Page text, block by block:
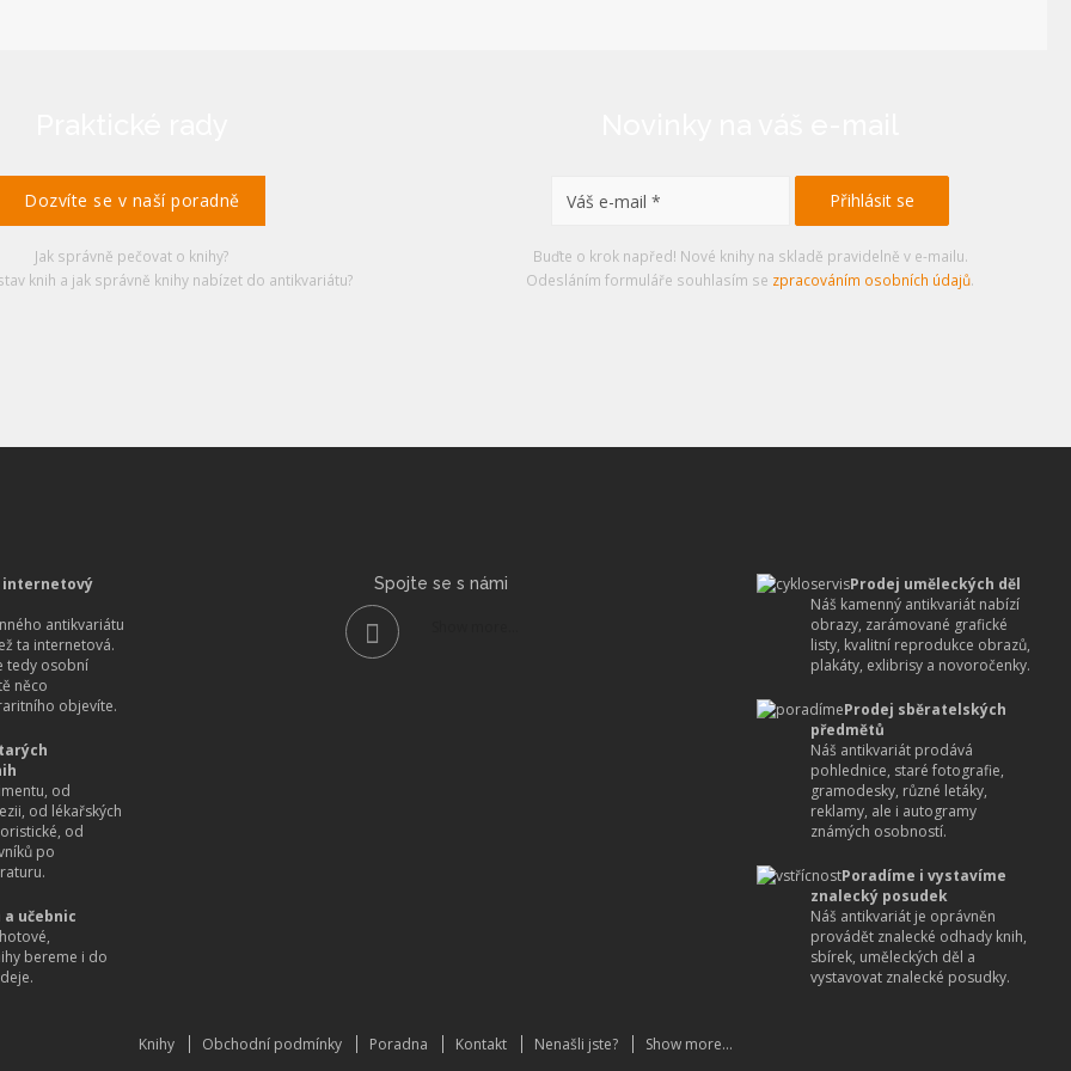
Dozvíte se v naší poradně
Jak správně pečovat o knihy?
knih a jak správně knihy nabízet do antikvariátu?
Buďte o krok napřed! Nové knihy na skladě pravidelně v e-mailu.
Odesláním formuláře souhlasím se zpracováním osobních údajů.
internetový
antikvariátu
ta internetová.
tedy osobní
něco
objevíte.
od
od lékařských
od
po
učebnic
bereme i do
Prodej uměleckých děl
Náš kamenný antikvariát nabízí
obrazy, zarámované grafické
listy, kvalitní reprodukce obrazů,
plakáty, exlibrisy a novoročenky.
Prodej sběratelských
předmětů
Náš antikvariát prodává
pohlednice, staré fotografie,
gramodesky, různé letáky,
reklamy, ale i autogramy
známých osobností.
Poradíme i vystavíme
znalecký posudek
Náš antikvariát je oprávněn
provádět znalecké odhady knih,
sbírek, uměleckých děl a
vystavovat znalecké posudky.
Spojte se s námi
Knihy Obchodní podmínky Poradna Kontakt Nenašli jste? Show more...